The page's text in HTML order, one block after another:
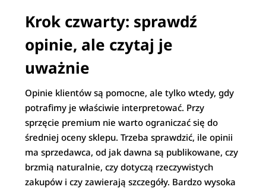
Krok czwarty: sprawdź
opinie, ale czytaj je
uważnie
Opinie klientów są pomocne, ale tylko wtedy, gdy
potrafimy je właściwie interpretować. Przy
sprzęcie premium nie warto ograniczać się do
średniej oceny sklepu. Trzeba sprawdzić, ile opinii
ma sprzedawca, od jak dawna są publikowane, czy
brzmią naturalnie, czy dotyczą rzeczywistych
zakupów i czy zawierają szczegóły. Bardzo wysoka